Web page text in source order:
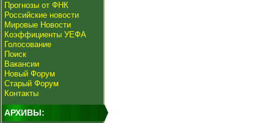
Прогнозы от ФНК
Российские новости
Мировые Новости
Коэффициенты УЕФА
Голосование
Поиск
Вакансии
Новый Форум
Старый Форум
Контакты
АРХИВЫ: